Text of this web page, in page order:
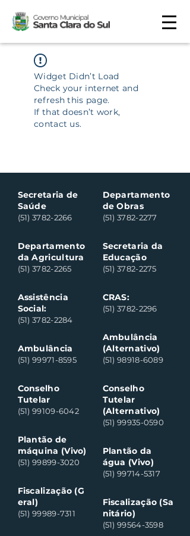
Widget Didn’t Load
Check your internet and
refresh this page.
If that doesn’t work,
contact us.
Secretaria de
Saúde
(51) 3782-2266
Departamento
da Agricultura
(51) 3782-2265
Assistência
Social:
(51) 3782-2284
Ambulância
(51) 99971-8595
Conselho
Tutelar
(51) 99109-6042
Plantão de
máquina (Vivo)
(51) 99899-3020
Fiscalização (G
eral)
(51) 99989-7311
Departamento
de Obras
(51) 3782-2277
Secretaria da
Educação
(51) 3782-2275
CRAS:
(51) 3782-2296
Ambulância
(Alternativo)
(51) 98918-6089
Conselho
Tutelar
(Alternativo)
(51) 99935-0590
Plantão da
água (Vivo)
(51) 99714-5317
Fiscalização (Sa
nitário)
(51) 99564-3598